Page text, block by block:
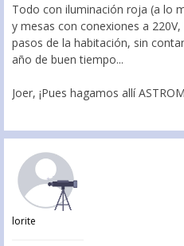
Todo con iluminación roja (a lo
y mesas con conexiones a
pasos de la habitación, sin
año de buen tiempo...
Joer, ¡Pues hagamos allí
lorite